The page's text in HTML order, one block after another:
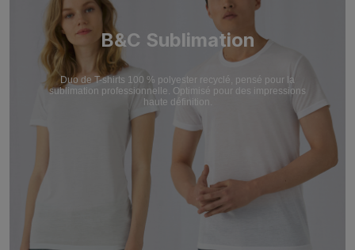
B&C Sublimation
Duo de T-shirts 100 % polyester recyclé, pensé pour la
sublimation professionnelle. Optimisé pour des impressions
haute définition.